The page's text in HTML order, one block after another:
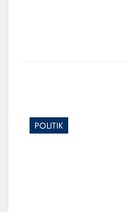
POLITIK